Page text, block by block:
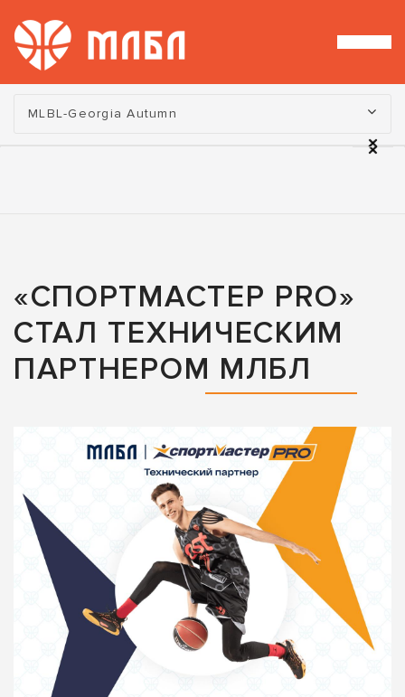
Турнир:
MLBL-Georgia Autumn
«СПОРТМАСТЕР PRO»
СТАЛ ТЕХНИЧЕСКИМ
ПАРТНЕРОМ МЛБЛ